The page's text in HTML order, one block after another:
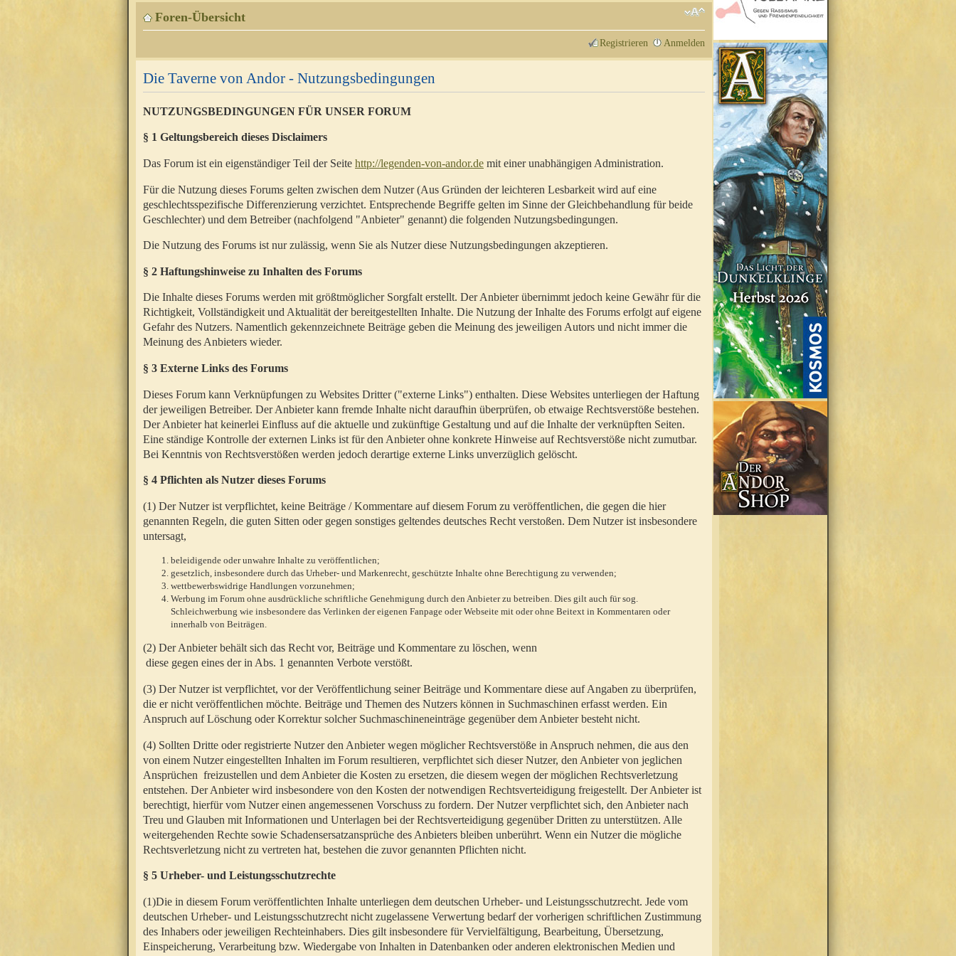
Foren-Übersicht
Registrieren Anmelden
Die Taverne von Andor - Nutzungsbedingungen
NUTZUNGSBEDINGUNGEN FÜR UNSER FORUM
§ 1 Geltungsbereich dieses Disclaimers
Das Forum ist ein eigenständiger Teil der Seite http://legenden-von-andor.de mit einer unabhängigen Administration.
Für die Nutzung dieses Forums gelten zwischen dem Nutzer (Aus Gründen der leichteren Lesbarkeit wird auf eine
geschlechtsspezifische Differenzierung verzichtet. Entsprechende Begriffe gelten im Sinne der Gleichbehandlung für beide
Geschlechter) und dem Betreiber (nachfolgend "Anbieter" genannt) die folgenden Nutzungsbedingungen.
Die Nutzung des Forums ist nur zulässig, wenn Sie als Nutzer diese Nutzungsbedingungen akzeptieren.
§ 2 Haftungshinweise zu Inhalten des Forums
Die Inhalte dieses Forums werden mit größtmöglicher Sorgfalt erstellt. Der Anbieter übernimmt jedoch keine Gewähr für die
Richtigkeit, Vollständigkeit und Aktualität der bereitgestellten Inhalte. Die Nutzung der Inhalte des Forums erfolgt auf eigene
Gefahr des Nutzers. Namentlich gekennzeichnete Beiträge geben die Meinung des jeweiligen Autors und nicht immer die
Meinung des Anbieters wieder.
§ 3 Externe Links des Forums
Dieses Forum kann Verknüpfungen zu Websites Dritter ("externe Links") enthalten. Diese Websites unterliegen der Haftung
der jeweiligen Betreiber. Der Anbieter kann fremde Inhalte nicht daraufhin überprüfen, ob etwaige Rechtsverstöße bestehen.
Der Anbieter hat keinerlei Einfluss auf die aktuelle und zukünftige Gestaltung und auf die Inhalte der verknüpften Seiten.
Eine ständige Kontrolle der externen Links ist für den Anbieter ohne konkrete Hinweise auf Rechtsverstöße nicht zumutbar.
Bei Kenntnis von Rechtsverstößen werden jedoch derartige externe Links unverzüglich gelöscht.
§ 4 Pflichten als Nutzer dieses Forums
(1) Der Nutzer ist verpflichtet, keine Beiträge / Kommentare auf diesem Forum zu veröffentlichen, die gegen die hier
genannten Regeln, die guten Sitten oder gegen sonstiges geltendes deutsches Recht verstoßen. Dem Nutzer ist insbesondere
untersagt,
beleidigende oder unwahre Inhalte zu veröffentlichen;
gesetzlich, insbesondere durch das Urheber- und Markenrecht, geschützte Inhalte ohne Berechtigung zu verwenden;
wettbewerbswidrige Handlungen vorzunehmen;
Werbung im Forum ohne ausdrückliche schriftliche Genehmigung durch den Anbieter zu betreiben. Dies gilt auch für sog.
Schleichwerbung wie insbesondere das Verlinken der eigenen Fanpage oder Webseite mit oder ohne Beitext in Kommentaren oder
innerhalb von Beiträgen.
(2) Der Anbieter behält sich das Recht vor, Beiträge und Kommentare zu löschen, wenn
diese gegen eines der in Abs. 1 genannten Verbote verstößt.
(3) Der Nutzer ist verpflichtet, vor der Veröffentlichung seiner Beiträge und Kommentare diese auf Angaben zu überprüfen,
die er nicht veröffentlichen möchte. Beiträge und Themen des Nutzers können in Suchmaschinen erfasst werden. Ein
Anspruch auf Löschung oder Korrektur solcher Suchmaschineneinträge gegenüber dem Anbieter besteht nicht.
(4) Sollten Dritte oder registrierte Nutzer den Anbieter wegen möglicher Rechtsverstöße in Anspruch nehmen, die aus den
von einem Nutzer eingestellten Inhalten im Forum resultieren, verpflichtet sich dieser Nutzer, den Anbieter von jeglichen
Ansprüchen freizustellen und dem Anbieter die Kosten zu ersetzen, die diesem wegen der möglichen Rechtsverletzung
entstehen. Der Anbieter wird insbesondere von den Kosten der notwendigen Rechtsverteidigung freigestellt. Der Anbieter ist
berechtigt, hierfür vom Nutzer einen angemessenen Vorschuss zu fordern. Der Nutzer verpflichtet sich, den Anbieter nach
Treu und Glauben mit Informationen und Unterlagen bei der Rechtsverteidigung gegenüber Dritten zu unterstützen. Alle
weitergehenden Rechte sowie Schadensersatzansprüche des Anbieters bleiben unberührt. Wenn ein Nutzer die mögliche
Rechtsverletzung nicht zu vertreten hat, bestehen die zuvor genannten Pflichten nicht.
§ 5 Urheber- und Leistungsschutzrechte
(1)Die in diesem Forum veröffentlichten Inhalte unterliegen dem deutschen Urheber- und Leistungsschutzrecht. Jede vom
deutschen Urheber- und Leistungsschutzrecht nicht zugelassene Verwertung bedarf der vorherigen schriftlichen Zustimmung
des Inhabers oder jeweiligen Rechteinhabers. Dies gilt insbesondere für Vervielfältigung, Bearbeitung, Übersetzung,
Einspeicherung, Verarbeitung bzw. Wiedergabe von Inhalten in Datenbanken oder anderen elektronischen Medien und